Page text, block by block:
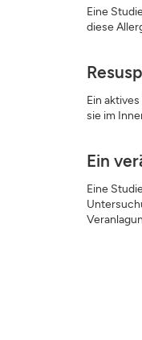
Eine
diese
Ein
sie im
Ein
Eine